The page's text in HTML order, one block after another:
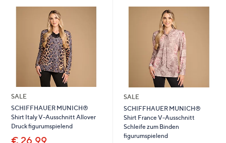
um
diese
anzuzeigen.
SALE
SCHIFFHAUER MUNICH®
Shirt Italy V-Ausschnitt Allover
Druck figurumspielend
€ 26,99
SALE
SCHIFFHAUER MUNICH®
Shirt France V-Ausschnitt
Schleife zum Binden
figurumspielend